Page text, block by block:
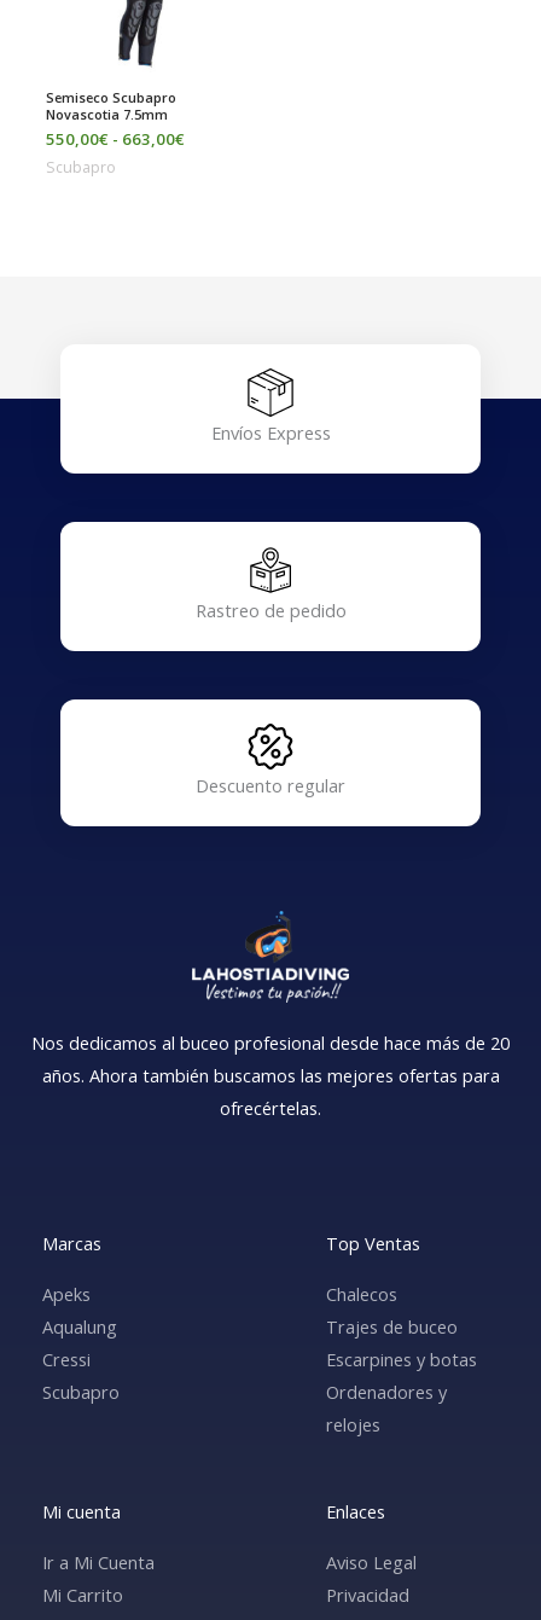
Semiseco Scubapro
Novascotia 7.5mm
550,00€ - 663,00€
Scubapro
Envíos Express
Rastreo de pedido
Descuento regular
Nos dedicamos al buceo profesional desde hace más de 20
años. Ahora también buscamos las mejores ofertas para
ofrecértelas.
Marcas
Apeks
Aqualung
Cressi
Scubapro
Top Ventas
Chalecos
Trajes de buceo
Escarpines y botas
Ordenadores y
relojes
Mi cuenta
Ir a Mi Cuenta
Mi Carrito
Enlaces
Aviso Legal
Privacidad